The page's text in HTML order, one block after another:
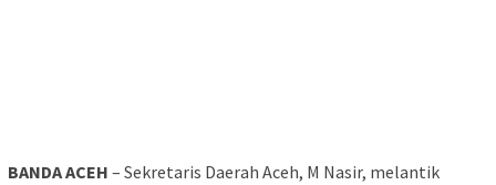
BANDA ACEH – Sekretaris Daerah Aceh, M Nasir, melantik